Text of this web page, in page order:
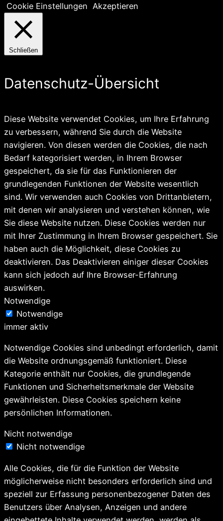
Cookie Einstellungen Akzeptieren
Schließen
Datenschutz-Übersicht
Diese Website verwendet Cookies, um Ihre Erfahrung
zu verbessern, während Sie durch die Website
navigieren. Von diesen werden die Cookies, die nach
Bedarf kategorisiert werden, in Ihrem Browser
gespeichert, da sie für das Funktionieren der
grundlegenden Funktionen der Website wesentlich
sind. Wir verwenden auch Cookies von Drittanbietern,
mit denen wir analysieren und verstehen können, wie
Sie diese Website nutzen. Diese Cookies werden nur
mit Ihrer Zustimmung in Ihrem Browser gespeichert. Sie
haben auch die Möglichkeit, diese Cookies zu
deaktivieren. Das Deaktivieren einiger dieser Cookies
kann sich jedoch auf Ihre Browser-Erfahrung
auswirken.
Notwendige
Notwendige
immer aktiv
Notwendige Cookies sind unbedingt erforderlich, damit
die Website ordnungsgemäß funktioniert. Diese
Kategorie enthält nur Cookies, die grundlegende
Funktionen und Sicherheitsmerkmale der Website
gewährleisten. Diese Cookies speichern keine
persönlichen Informationen.
Nicht notwendige
Nicht notwendige
Alle Cookies, die für die Funktion der Website
möglicherweise nicht besonders erforderlich sind und
speziell zur Erfassung personenbezogener Daten des
Benutzers über Analysen, Anzeigen und andere